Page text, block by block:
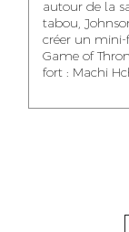
autour de la
tabou,
créer un mini-
Game of
fort : Machi